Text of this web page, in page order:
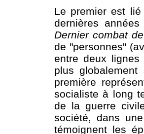
Le premier est
dernières
Dernier combat
de "personnes"
entre deux lignes
plus
première
socialiste à long
de la guerre
société, dans
témoignent les